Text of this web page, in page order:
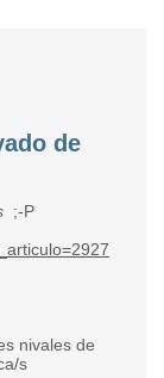
de
;-P
nivales de
s